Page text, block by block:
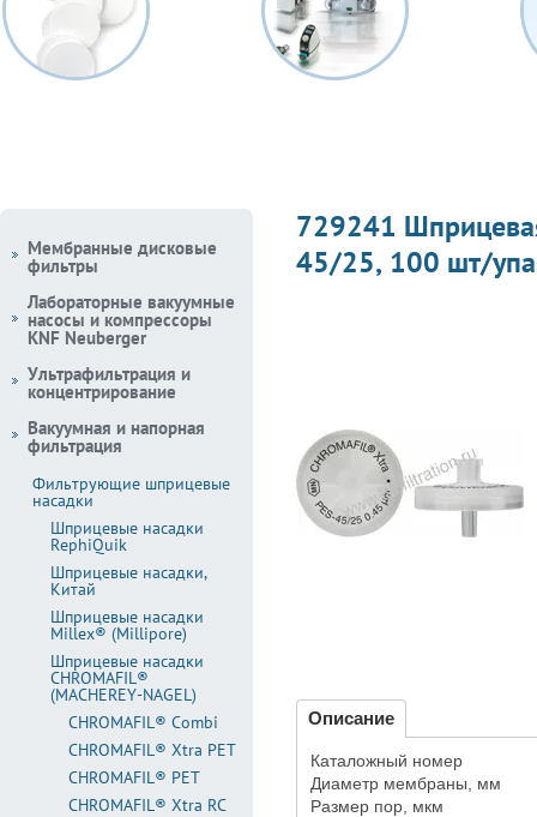
729241
45/25, 100 шт/
Описание
Каталожный номер
Диаметр мембраны, мм
Размер пор, мкм
Мембранные дисковые
фильтры
Лабораторные вакуумные
насосы и компрессоры
KNF Neuberger
Ультрафильтрация и
концентрирование
Вакуумная и напорная
фильтрация
Фильтрующие шприцевые
насадки
Шприцевые насадки
RephiQuik
Шприцевые насадки,
Китай
Шприцевые насадки
Millex® (Millipore)
Шприцевые насадки
CHROMAFIL®
(MACHEREY-NAGEL)
CHROMAFIL® Combi
CHROMAFIL® Xtra PET
CHROMAFIL® PET
CHROMAFIL® Xtra RC